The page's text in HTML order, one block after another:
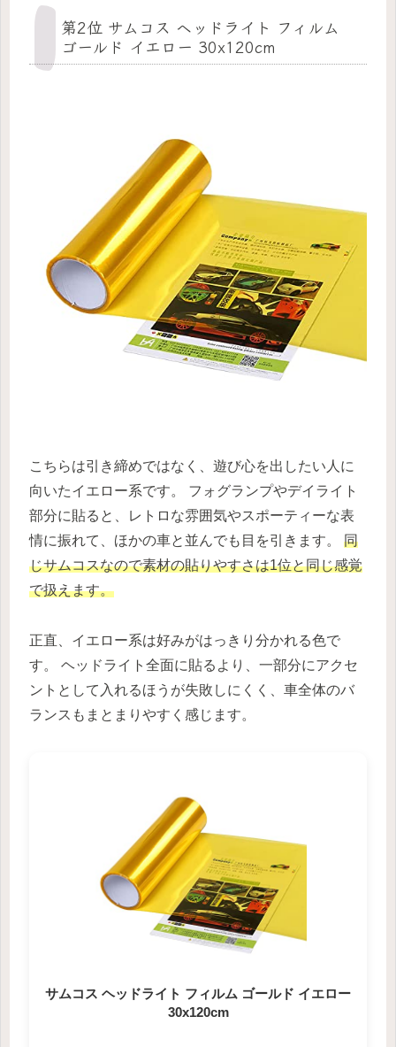
第2位 サムコス ヘッドライト フィルム
ゴールド イエロー 30x120cm
こちらは引き締めではなく、遊び心を出したい人に
向いたイエロー系です。 フォグランプやデイライト
部分に貼ると、レトロな雰囲気やスポーティーな表
情に振れて、ほかの車と並んでも目を引きます。 同
じサムコスなので素材の貼りやすさは1位と同じ感覚
で扱えます。
正直、イエロー系は好みがはっきり分かれる色で
す。 ヘッドライト全面に貼るより、一部分にアクセ
ントとして入れるほうが失敗しにくく、車全体のバ
ランスもまとまりやすく感じます。
サムコス ヘッドライト フィルム ゴールド イエロー
30x120cm